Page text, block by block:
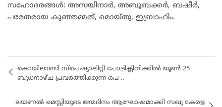
​സഹോദരങ്ങൾ: അസയിനാർ, അബൂബക്കർ, ബഷീർ,
പരേതരായ കുഞ്ഞമ്മത്, മൊയ്തു, ഇബ്രാഹിം.
കൊയിലാണ്ടി സ്പെഷ്യാലിറ്റി പോളിക്ലിനിക്കിൽ ജൂൺ 25
ബുധനാഴ്ച പ്രവർത്തിക്കുന്ന ഒപ ..
ലയണൽ മെസ്സിയുടെ ജന്മദിനം ആഘോഷമാക്കി സഖ്യ കേരള